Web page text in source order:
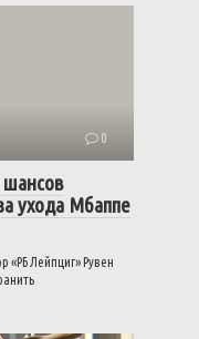
0
ухода Мбаппе
«РБ Лейпциг» Рувен